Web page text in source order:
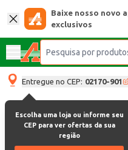
Baixe nosso novo
exclusivos
Entregue no CEP: 02170-901
Escolha uma loja ou informe seu
CEP para ver ofertas da sua
região